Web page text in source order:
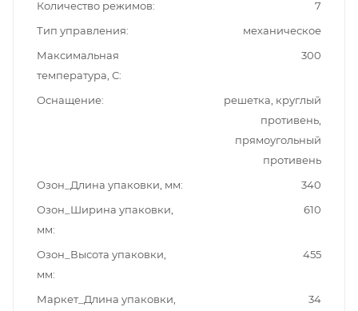
Количество режимов
7
Тип управления
механическое
Максимальная
температура, С
300
Оснащение
решетка, круглый
противень,
прямоугольный
противень
Озон_Длина упаковки, мм
340
Озон_Ширина упаковки,
мм
610
Озон_Высота упаковки,
мм
455
Маркет_Длина упаковки,
34